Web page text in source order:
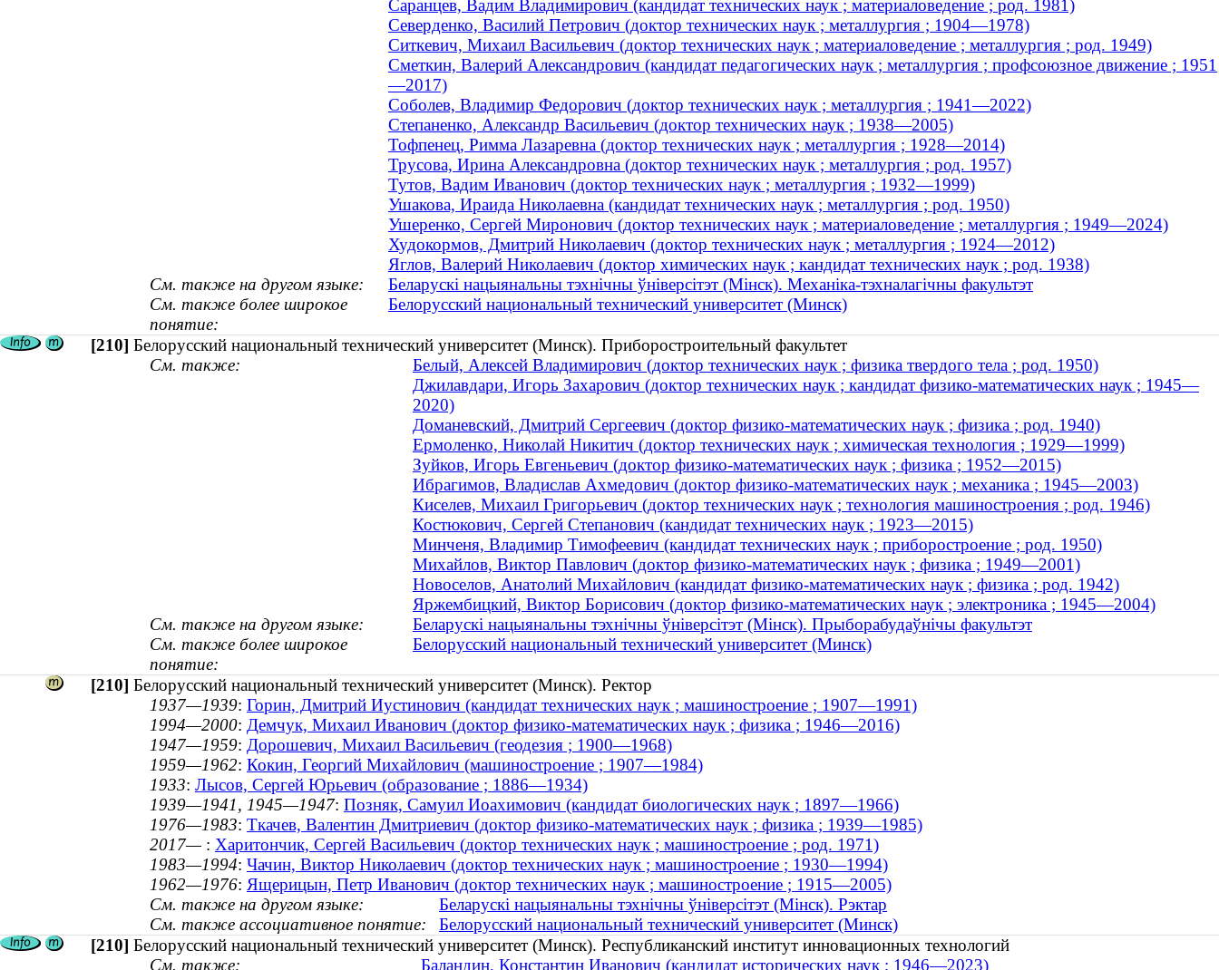
Саранцев, Вадим Владимирович (кандидат технических наук ; материаловедение ; род. 1981)
Северденко, Василий Петрович (доктор технических наук ; металлургия ; 1904—1978)
Ситкевич, Михаил Васильевич (доктор технических наук ; материаловедение ; металлургия ; род. 1949)
Сметкин, Валерий Александрович (кандидат педагогических наук ; металлургия ; профсоюзное движение ; 1951
—2017)
Соболев, Владимир Федорович (доктор технических наук ; металлургия ; 1941—2022)
Степаненко, Александр Васильевич (доктор технических наук ; 1938—2005)
Тофпенец, Римма Лазаревна (доктор технических наук ; металлургия ; 1928—2014)
Трусова, Ирина Александровна (доктор технических наук ; металлургия ; род. 1957)
Тутов, Вадим Иванович (доктор технических наук ; металлургия ; 1932—1999)
Ушакова, Ираида Николаевна (кандидат технических наук ; металлургия ; род. 1950)
Ушеренко, Сергей Миронович (доктор технических наук ; материаловедение ; металлургия ; 1949—2024)
Худокормов, Дмитрий Николаевич (доктор технических наук ; металлургия ; 1924—2012)
Яглов, Валерий Николаевич (доктор химических наук ; кандидат технических наук ; род. 1938)
См. также на другом языке:
Беларускі нацыянальны тэхнічны ўніверсітэт (Мінск). Механіка-тэхналагічны факультэт
См. также более широкое
понятие:
Белорусский национальный технический университет (Минск)
[210] Белорусский национальный технический университет (Минск). Приборостроительный факультет
См. также:
Белый, Алексей Владимирович (доктор технических наук ; физика твердого тела ; род. 1950)
Джилавдари, Игорь Захарович (доктор технических наук ; кандидат физико-математических наук ; 1945—
2020)
Доманевский, Дмитрий Сергеевич (доктор физико-математических наук ; физика ; род. 1940)
Ермоленко, Николай Никитич (доктор технических наук ; химическая технология ; 1929—1999)
Зуйков, Игорь Евгеньевич (доктор физико-математических наук ; физика ; 1952—2015)
Ибрагимов, Владислав Ахмедович (доктор физико-математических наук ; механика ; 1945—2003)
Киселев, Михаил Григорьевич (доктор технических наук ; технология машиностроения ; род. 1946)
Костюкович, Сергей Степанович (кандидат технических наук ; 1923—2015)
Минченя, Владимир Тимофеевич (кандидат технических наук ; приборостроение ; род. 1950)
Михайлов, Виктор Павлович (доктор физико-математических наук ; физика ; 1949—2001)
Новоселов, Анатолий Михайлович (кандидат физико-математических наук ; физика ; род. 1942)
Яржембицкий, Виктор Борисович (доктор физико-математических наук ; электроника ; 1945—2004)
См. также на другом языке:
Беларускі нацыянальны тэхнічны ўніверсітэт (Мінск). Прыборабудаўнічы факультэт
См. также более широкое
понятие:
Белорусский национальный технический университет (Минск)
[210] Белорусский национальный технический университет (Минск). Ректор
1937—1939: Горин, Дмитрий Иустинович (кандидат технических наук ; машиностроение ; 1907—1991)
1994—2000: Демчук, Михаил Иванович (доктор физико-математических наук ; физика ; 1946—2016)
1947—1959: Дорошевич, Михаил Васильевич (геодезия ; 1900—1968)
1959—1962: Кокин, Георгий Михайлович (машиностроение ; 1907—1984)
1933: Лысов, Сергей Юрьевич (образование ; 1886—1934)
1939—1941, 1945—1947: Позняк, Самуил Иоахимович (кандидат биологических наук ; 1897—1966)
1976—1983: Ткачев, Валентин Дмитриевич (доктор физико-математических наук ; физика ; 1939—1985)
2017— : Харитончик, Сергей Васильевич (доктор технических наук ; машиностроение ; род. 1971)
1983—1994: Чачин, Виктор Николаевич (доктор технических наук ; машиностроение ; 1930—1994)
1962—1976: Ящерицын, Петр Иванович (доктор технических наук ; машиностроение ; 1915—2005)
См. также на другом языке:
Беларускі нацыянальны тэхнічны ўніверсітэт (Мінск). Рэктар
См. также ассоциативное понятие:
Белорусский национальный технический университет (Минск)
[210] Белорусский национальный технический университет (Минск). Республиканский институт инновационных технологий
См. также:
Баландин, Константин Иванович (кандидат исторических наук ; 1946—2023)